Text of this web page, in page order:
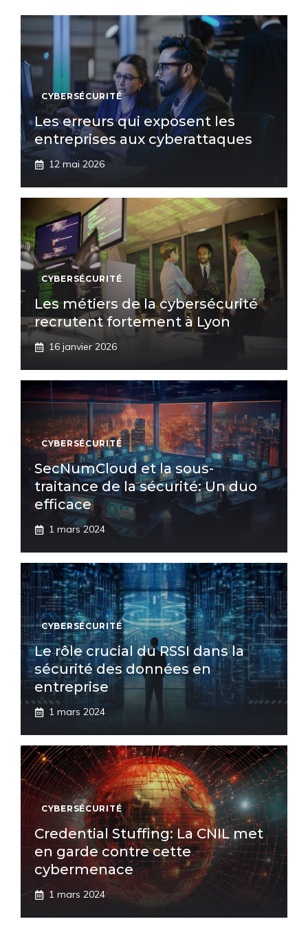
CYBERSÉCURITÉ
Les erreurs qui exposent les
entreprises aux cyberattaques
12 mai 2026
CYBERSÉCURITÉ
Les métiers de la cybersécurité
recrutent fortement à Lyon
16 janvier 2026
CYBERSÉCURITÉ
SecNumCloud et la sous-
traitance de la sécurité: Un duo
efficace
1 mars 2024
CYBERSÉCURITÉ
Le rôle crucial du RSSI dans la
sécurité des données en
entreprise
1 mars 2024
CYBERSÉCURITÉ
Credential Stuffing: La CNIL met
en garde contre cette
cybermenace
1 mars 2024